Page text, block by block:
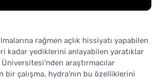
rağmen açlık hissiyatı yapabilen
kadar yediklerini anlayabilen yaratıklar
araştırmacılar
bir çalışma, hydra'nın bu özelliklerini